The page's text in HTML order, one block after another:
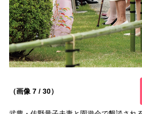
（画像 7 / 30）